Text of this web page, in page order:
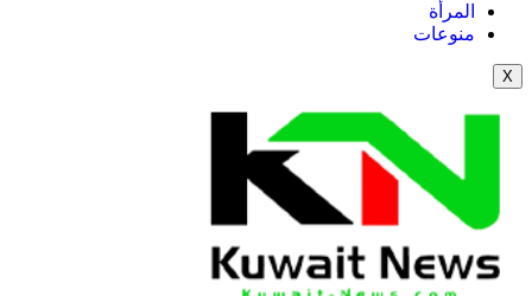
المرأة
منوعات
X
NE
News Elementor